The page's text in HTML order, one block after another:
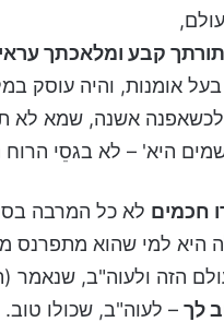
קבע ומלאכתך עראי
בעל אומנות, והיה עוסק
אשנה, שמא לא
היא' – לא בגסֵי הרוח
חכמים לא כל המרבה
היא למי שהוא מתפרנס
הזה ולעוה"ב, שנאמר
לך – לעוה"ב, שכולו טוב.